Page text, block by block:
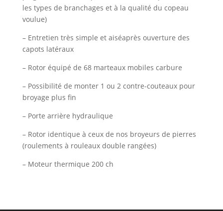
les types de branchages et à la qualité du copeau
voulue)
– Entretien très simple et aiséaprès ouverture des
capots latéraux
– Rotor équipé de 68 marteaux mobiles carbure
– Possibilité de monter 1 ou 2 contre-couteaux pour
broyage plus fin
– Porte arrière hydraulique
– Rotor identique à ceux de nos broyeurs de pierres
(roulements à rouleaux double rangées)
– Moteur thermique 200 ch